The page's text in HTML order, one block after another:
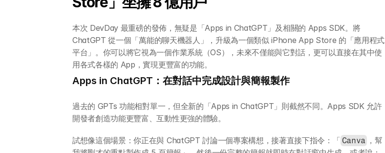
本次 DevDay 最重磅的發佈，無疑是「Apps in ChatGPT」及相關的 Apps SDK。將
ChatGPT 從一個「萬能的聊天機器人」，升級為一個類似 iPhone App Store 的「應用程式
平台」。你可以將它視為一個作業系統（OS），未來不僅能與它對話，更可以直接在其中使
用各式各樣的 App，實現更豐富的功能。
Apps in ChatGPT：在對話中完成設計與簡報製作
過去的 GPTs 功能相對單一，但全新的「Apps in ChatGPT」則截然不同。Apps SDK 允許
開發者創造功能更豐富、互動性更強的體驗。
試想像這個場景：你正在與 ChatGPT 討論一個專案構想，接著直接下指令：「 Canva ，幫